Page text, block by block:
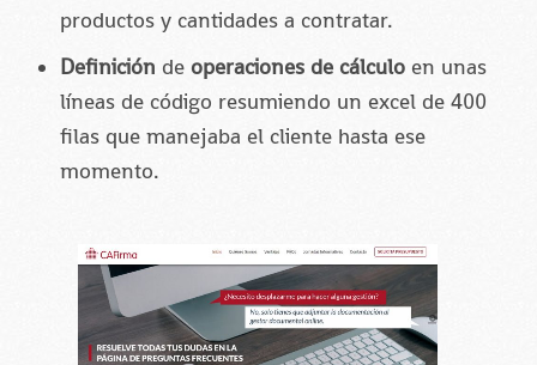
productos y cantidades a contratar.
Definición de operaciones de cálculoen unas
líneas de código resumiendo un excel de 400
filas que manejaba el cliente hasta ese
momento.